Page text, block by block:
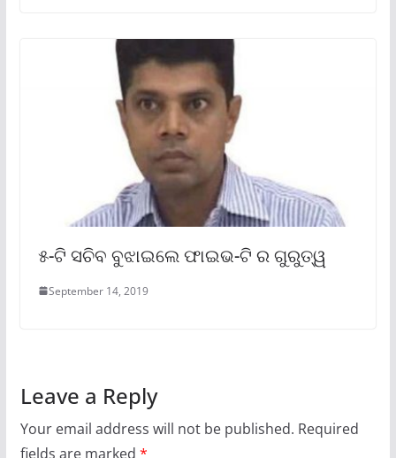
୫-ଟି ସଚିବ ବୁଝାଇଲେ ଫାଇଭ-ଟି ର ଗୁରୁତ୍ୱ
September 14, 2019
Leave a Reply
Your email address will not be published. Required
fields are marked *